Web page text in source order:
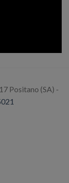
Positano (SA) -